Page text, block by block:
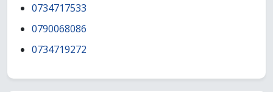
0734717533
0790068086
0734719272